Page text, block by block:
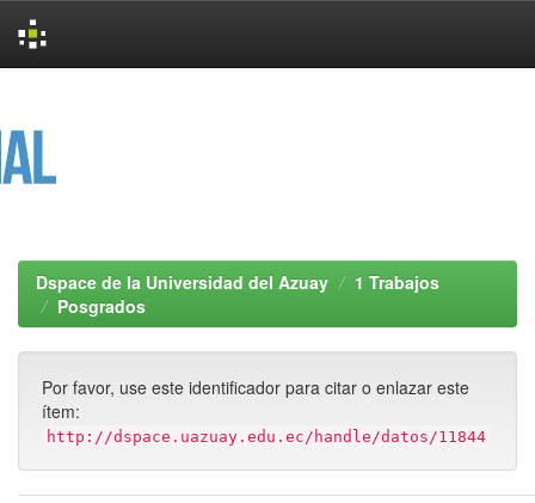
Dspace de la Universidad del Azuay
1 Trabajos
Posgrados
Por favor, use este identificador para citar o enlazar este
ítem:
http://dspace.uazuay.edu.ec/handle/datos/11844